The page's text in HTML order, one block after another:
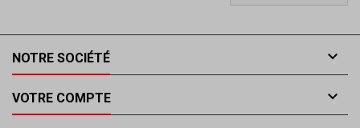
NOTRE SOCIÉTÉ 
VOTRE COMPTE 